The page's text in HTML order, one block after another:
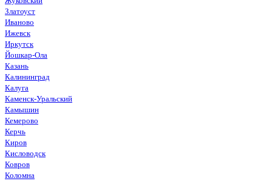
Златоуст
Иваново
Ижевск
Иркутск
Йошкар-Ола
Казань
Калининград
Калуга
Каменск-Уральский
Камышин
Кемерово
Керчь
Киров
Кисловодск
Ковров
Коломна